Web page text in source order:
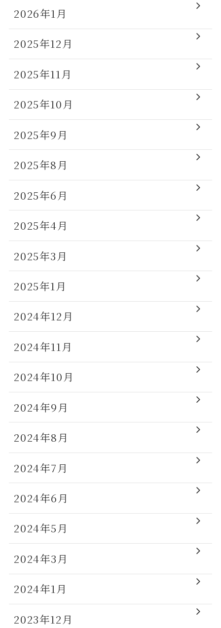
2026年1月
2025年12月
2025年11月
2025年10月
2025年9月
2025年8月
2025年6月
2025年4月
2025年3月
2025年1月
2024年12月
2024年11月
2024年10月
2024年9月
2024年8月
2024年7月
2024年6月
2024年5月
2024年3月
2024年1月
2023年12月